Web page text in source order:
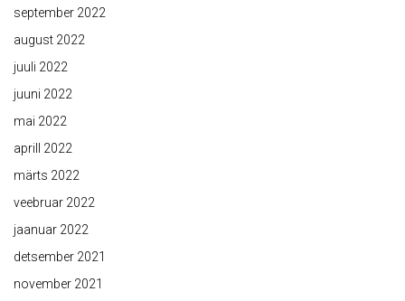
september 2022
august 2022
juuli 2022
juuni 2022
mai 2022
aprill 2022
märts 2022
veebruar 2022
jaanuar 2022
detsember 2021
november 2021